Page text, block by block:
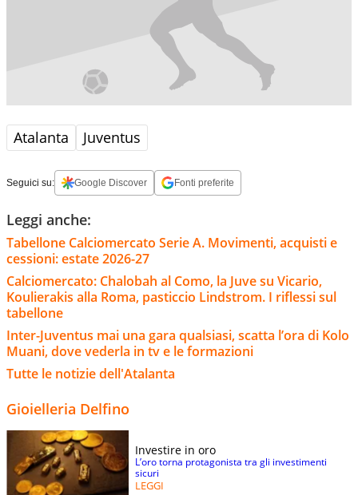
Atalanta Juventus
Seguici su: Google Discover Fonti preferite
Leggi anche:
Tabellone Calciomercato Serie A. Movimenti, acquisti e
cessioni: estate 2026-27
Calciomercato: Chalobah al Como, la Juve su Vicario,
Koulierakis alla Roma, pasticcio Lindstrom. I riflessi sul
tabellone
Inter-Juventus mai una gara qualsiasi, scatta l’ora di Kolo
Muani, dove vederla in tv e le formazioni
Tutte le notizie dell'Atalanta
Gioielleria Delfino
Investire in oro
L’oro torna protagonista tra gli investimenti
sicuri
LEGGI